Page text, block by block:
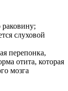
слуховой
перепонка,
отита, которая
мозга